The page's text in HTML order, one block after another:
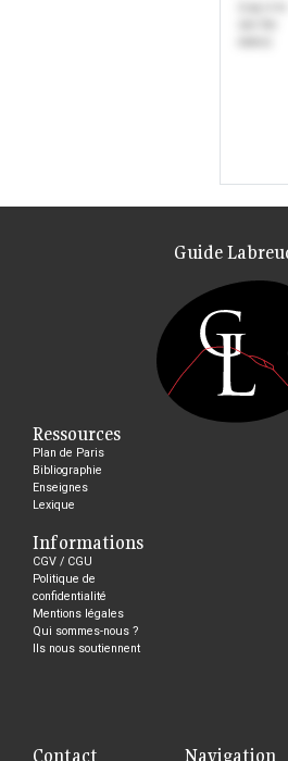
Guide
Ressources
Plan de Paris
Bibliographie
Enseignes
Lexique
Informations
CGV / CGU
Politique de
confidentialité
Mentions légales
Qui sommes-nous ?
Ils nous soutiennent
Contact Navigation